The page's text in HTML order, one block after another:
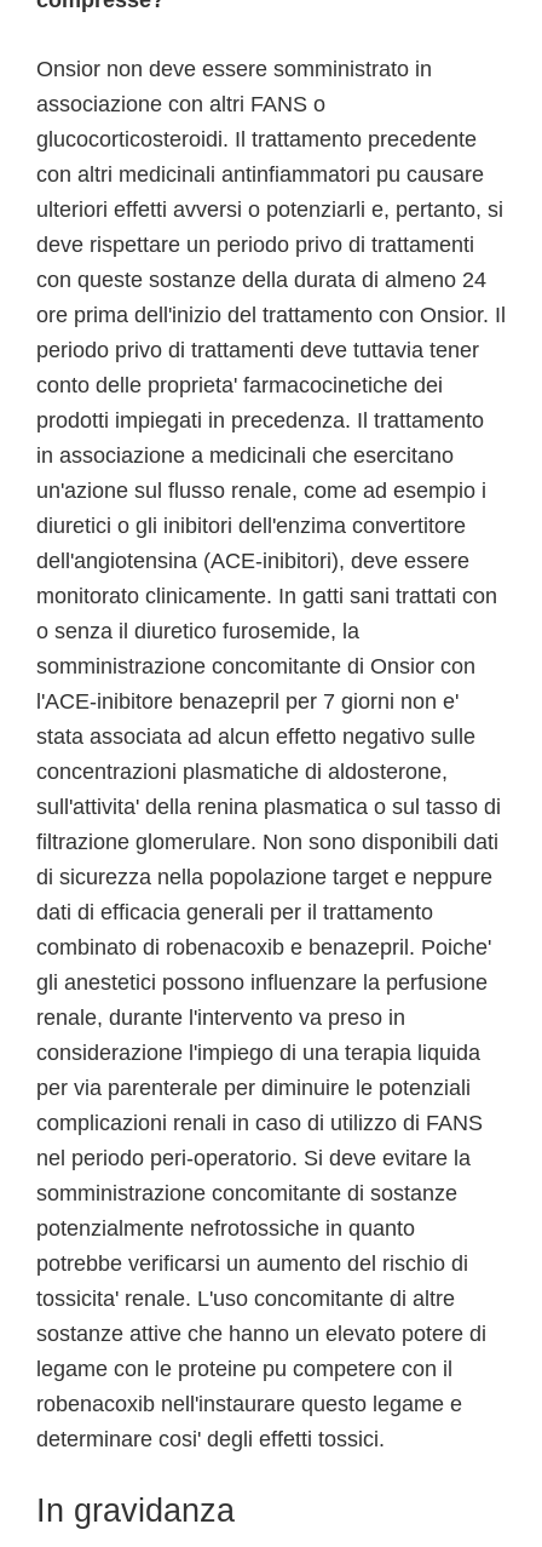
Onsior non deve essere somministrato in
associazione con altri FANS o
glucocorticosteroidi. Il trattamento precedente
con altri medicinali antinfiammatori pu causare
ulteriori effetti avversi o potenziarli e, pertanto, si
deve rispettare un periodo privo di trattamenti
con queste sostanze della durata di almeno 24
ore prima dell'inizio del trattamento con Onsior. Il
periodo privo di trattamenti deve tuttavia tener
conto delle proprieta' farmacocinetiche dei
prodotti impiegati in precedenza. Il trattamento
in associazione a medicinali che esercitano
un'azione sul flusso renale, come ad esempio i
diuretici o gli inibitori dell'enzima convertitore
dell'angiotensina (ACE-inibitori), deve essere
monitorato clinicamente. In gatti sani trattati con
o senza il diuretico furosemide, la
somministrazione concomitante di Onsior con
l'ACE-inibitore benazepril per 7 giorni non e'
stata associata ad alcun effetto negativo sulle
concentrazioni plasmatiche di aldosterone,
sull'attivita' della renina plasmatica o sul tasso di
filtrazione glomerulare. Non sono disponibili dati
di sicurezza nella popolazione target e neppure
dati di efficacia generali per il trattamento
combinato di robenacoxib e benazepril. Poiche'
gli anestetici possono influenzare la perfusione
renale, durante l'intervento va preso in
considerazione l'impiego di una terapia liquida
per via parenterale per diminuire le potenziali
complicazioni renali in caso di utilizzo di FANS
nel periodo peri-operatorio. Si deve evitare la
somministrazione concomitante di sostanze
potenzialmente nefrotossiche in quanto
potrebbe verificarsi un aumento del rischio di
tossicita' renale. L'uso concomitante di altre
sostanze attive che hanno un elevato potere di
legame con le proteine pu competere con il
robenacoxib nell'instaurare questo legame e
determinare cosi' degli effetti tossici.
In gravidanza